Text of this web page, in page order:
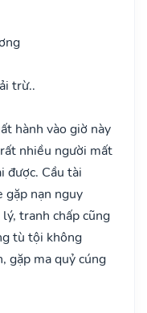
trừ..
hành vào giờ này
nhiều người mất
được. Cầu tài
gặp nạn nguy
tranh chấp cũng
tù tội không
gặp ma quỷ cúng